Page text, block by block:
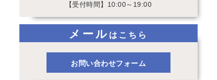
【受付時間】10:00～19:00
メール はこちら
お問い合わせフォーム